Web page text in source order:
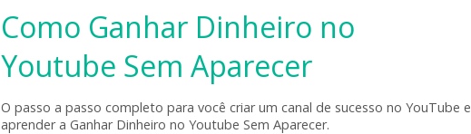
Como Ganhar Dinheiro no
Youtube Sem Aparecer
O passo a passo completo para você criar um canal de sucesso no YouTube e
aprender a Ganhar Dinheiro no Youtube Sem Aparecer.